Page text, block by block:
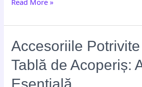
Read More »
Accesoriile
Tablă de Acoperiș:
Accesoriile
Potrivite
pentru
Tablă